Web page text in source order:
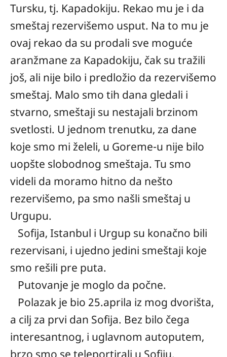
Tursku, tj. Kapadokiju. Rekao mu je i da
smeštaj rezervišemo usput. Na to mu je
ovaj rekao da su prodali sve moguće
aranžmane za Kapadokiju, čak su tražili
još, ali nije bilo i predložio da rezervišemo
smeštaj. Malo smo tih dana gledali i
stvarno, smeštaji su nestajali brzinom
svetlosti. U jednom trenutku, za dane
koje smo mi želeli, u Goreme-u nije bilo
uopšte slobodnog smeštaja. Tu smo
videli da moramo hitno da nešto
rezervišemo, pa smo našli smeštaj u
Urgupu.
Sofija, Istanbul i Urgup su konačno bili
rezervisani, i ujedno jedini smeštaji koje
smo rešili pre puta.
Putovanje je moglo da počne.
Polazak je bio 25.aprila iz mog dvorišta,
a cilj za prvi dan Sofija. Bez bilo čega
interesantnog, i uglavnom autoputem,
brzo smo se teleportirali u Sofiju.